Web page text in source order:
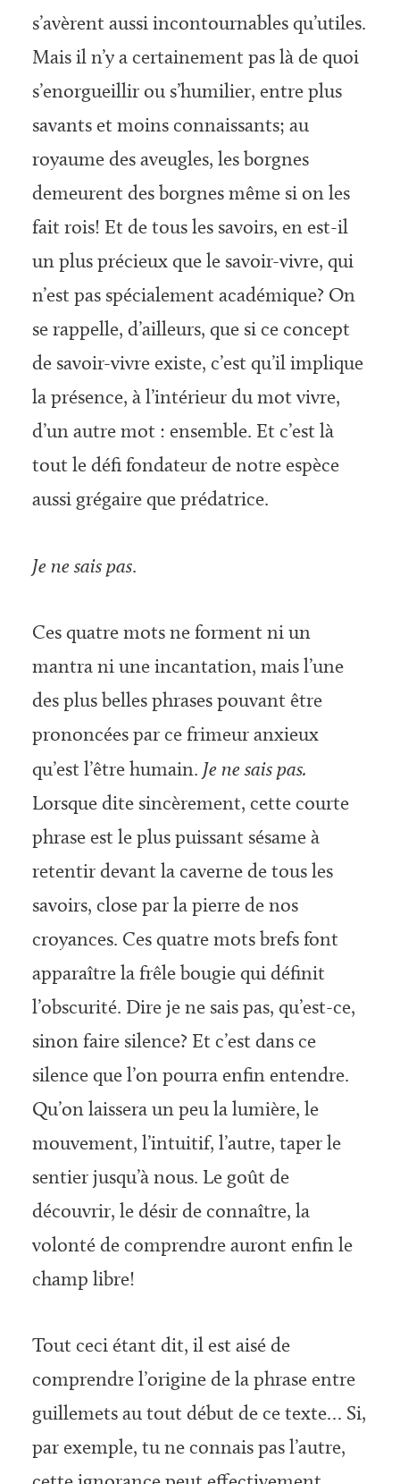
s’avèrent aussi incontournables qu’utiles.
Mais il n’y a certainement pas là de quoi
s’enorgueillir ou s’humilier, entre plus
savants et moins connaissants; au
royaume des aveugles, les borgnes
demeurent des borgnes même si on les
fait rois! Et de tous les savoirs, en est-il
un plus précieux que le savoir-vivre, qui
n’est pas spécialement académique? On
se rappelle, d’ailleurs, que si ce concept
de savoir-vivre existe, c’est qu’il implique
la présence, à l’intérieur du mot vivre,
d’un autre mot : ensemble. Et c’est là
tout le défi fondateur de notre espèce
aussi grégaire que prédatrice.
Je ne sais pas.
Ces quatre mots ne forment ni un
mantra ni une incantation, mais l’une
des plus belles phrases pouvant être
prononcées par ce frimeur anxieux
qu’est l’être humain. Je ne sais pas.
Lorsque dite sincèrement, cette courte
phrase est le plus puissant sésame à
retentir devant la caverne de tous les
savoirs, close par la pierre de nos
croyances. Ces quatre mots brefs font
apparaître la frêle bougie qui définit
l’obscurité. Dire je ne sais pas, qu’est-ce,
sinon faire silence? Et c’est dans ce
silence que l’on pourra enfin entendre.
Qu’on laissera un peu la lumière, le
mouvement, l’intuitif, l’autre, taper le
sentier jusqu’à nous. Le goût de
découvrir, le désir de connaître, la
volonté de comprendre auront enfin le
champ libre!
Tout ceci étant dit, il est aisé de
comprendre l’origine de la phrase entre
guillemets au tout début de ce texte… Si,
par exemple, tu ne connais pas l’autre,